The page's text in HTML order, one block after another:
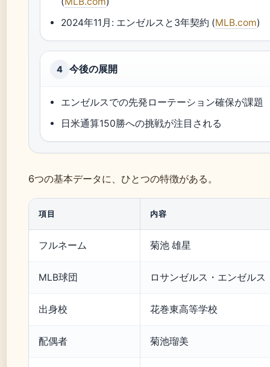
2024年11月: エンゼルスと3年契約 (MLB.com)
4 今後の展開
エンゼルスでの先発ローテーション確保が課題
日米通算150勝への挑戦が注目される
6つの基本データに、ひとつの特徴がある。
項目 内容
フルネーム 菊池 雄星
MLB球団 ロサンゼルス・エンゼルス
出身校 花巻東高等学校
配偶者 菊池瑠美